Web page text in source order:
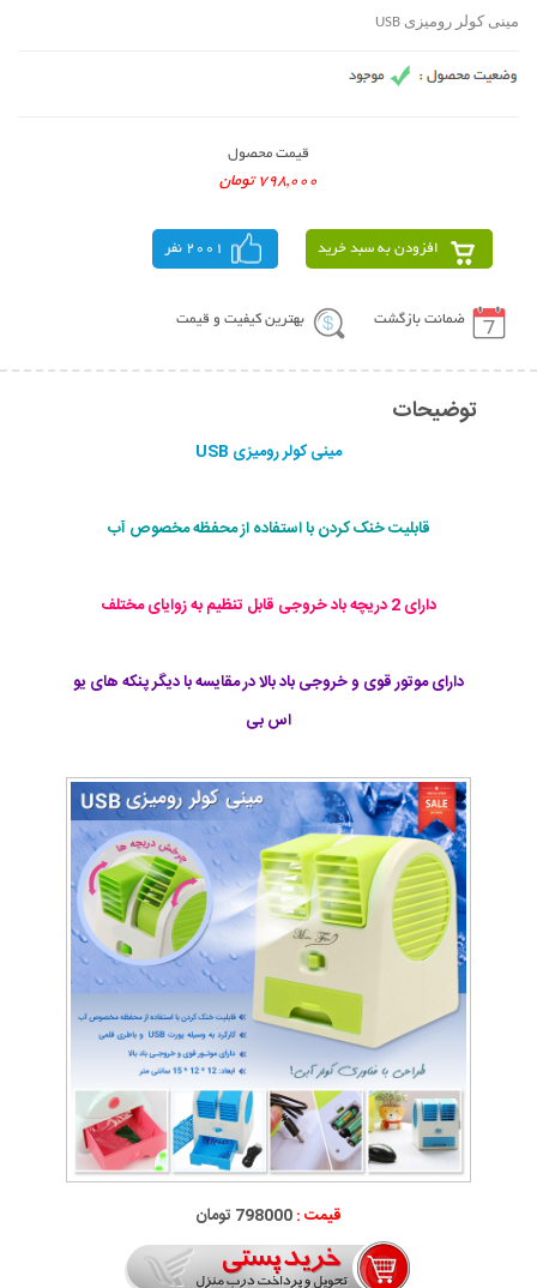
مينی کولر روميزی USB
قیمت محصول
798,000 تومان
افزودن به سبد خرید 2001 نفر
ضمانت بازگشت بهترین کیفیت و قیمت
توضیحات
مينی كولر روميزی USB
قابلیت خنک کردن با استفاده از محفظه مخصوص آب
دارای 2 دریچه باد خروجی قابل تنظیم به زوایای مختلف
دارای موتور قوی و خروجی باد بالا در مقایسه با دیگر پنکه های یو
اس بی
قیمت :798000 تومان